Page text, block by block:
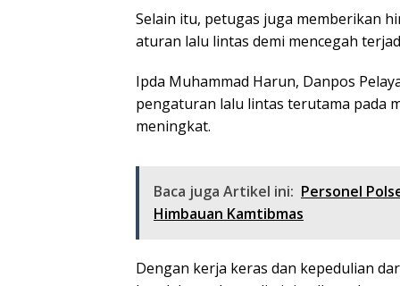
Selain itu, petugas juga memberikan
aturan lalu lintas demi mencegah
Ipda Muhammad Harun, Danpos
pengaturan lalu lintas terutama pada
meningkat.
Baca juga Artikel ini: Personel
Himbauan Kamtibmas
Dengan kerja keras dan kepedulian